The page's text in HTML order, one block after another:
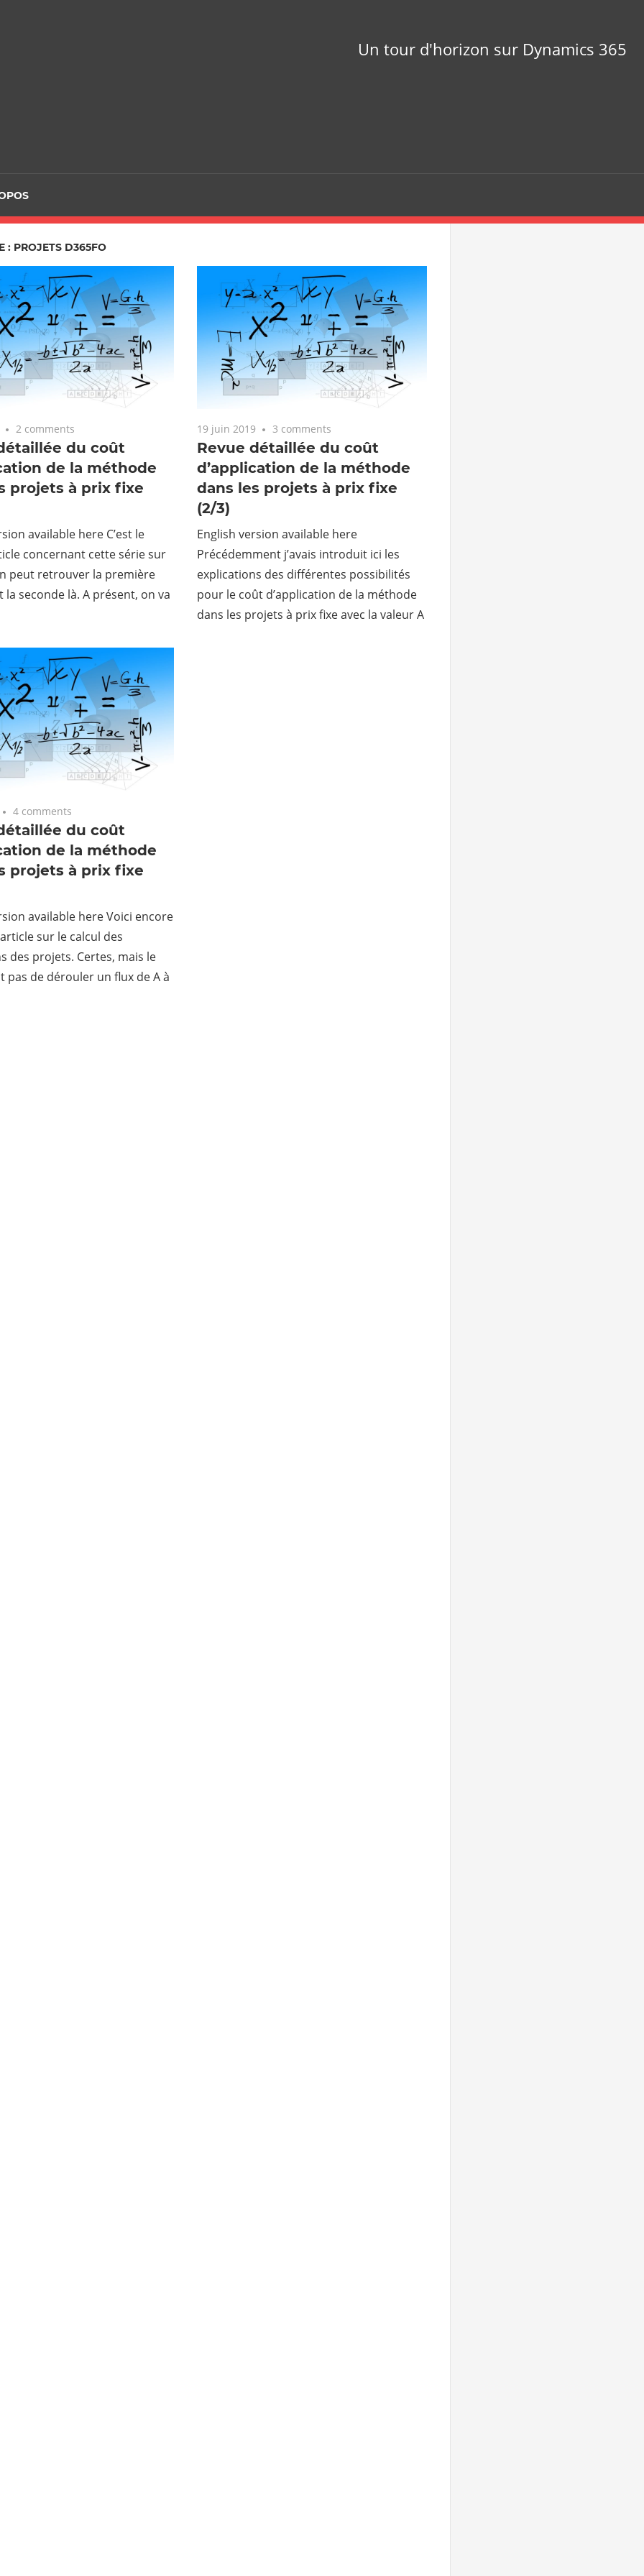
Un tour d'horizon sur Dynamics 365
: PROJETS D365FO
2 comments
du coût
de la méthode
projets à prix fixe
available here C’est le
concernant cette série sur
peut retrouver la première
la seconde là. A présent, on va
19 juin 2019 3 comments
Revue détaillée du coût
d’application de la méthode
dans les projets à prix fixe
(2/3)
English version available here
Précédemment j’avais introduit ici les
explications des différentes possibilités
pour le coût d’application de la méthode
dans les projets à prix fixe avec la valeur A
4 comments
du coût
de la méthode
projets à prix fixe
available here Voici encore
sur le calcul des
des projets. Certes, mais le
pas de dérouler un flux de A à